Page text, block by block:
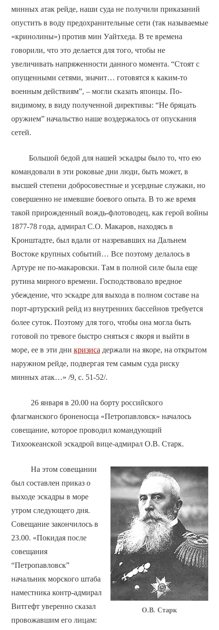
минных атак рейде, наши суда не получили приказаний
опустить в воду предохранительные сети (так называемые
«кринолины») против мин Уайтхеда. В те времена
говорили, что это делается для того, чтобы не
увеличивать напряженности данного момента. “Стоят с
опущенными сетями, значит… готовятся к каким-то
военным действиям”, – могли сказать японцы. По-
видимому, в виду полученной директивы: “Не бряцать
оружием” начальство наше воздержалось от опускания
сетей.
Большой бедой для нашей эскадры было то, что ею
командовали в эти роковые дни люди, быть может, в
высшей степени добросовестные и усердные служаки, но
совершенно не имевшие боевого опыта. В то же время
такой прирожденный вождь-флотоводец, как герой войны
1877-78 года, адмирал С.О. Макаров, находясь в
Кронштадте, был вдали от назревавших на Дальнем
Востоке крупных событий… Все поэтому делалось в
Артуре не по-макаровски. Там в полной силе была еще
рутина мирного времени. Господствовало вредное
убеждение, что эскадре для выхода в полном составе на
порт-артурский рейд из внутренних бассейнов требуется
более суток. Поэтому для того, чтобы она могла быть
готовой по тревоге быстро сняться с якоря и выйти в
море, ее в эти дни кризиса держали на якоре, на открытом
наружном рейде, подвергая тем самым суда риску
минных атак…» /9, с. 51-52/.
26 января в 20.00 на борту российского
флагманского броненосца «Петропавловск» началось
совещание, которое проводил командующий
Тихоокеанской эскадрой вице-адмирал О.В. Старк.
О.В. Старк
На этом совещании
был составлен приказ о
выходе эскадры в море
утром следующего дня.
Совещание закончилось в
23.00. «Покидая после
совещания
“Петропавловск”
начальник морского штаба
наместника контр-адмирал
Витгефт уверенно сказал
провожавшим его лицам: